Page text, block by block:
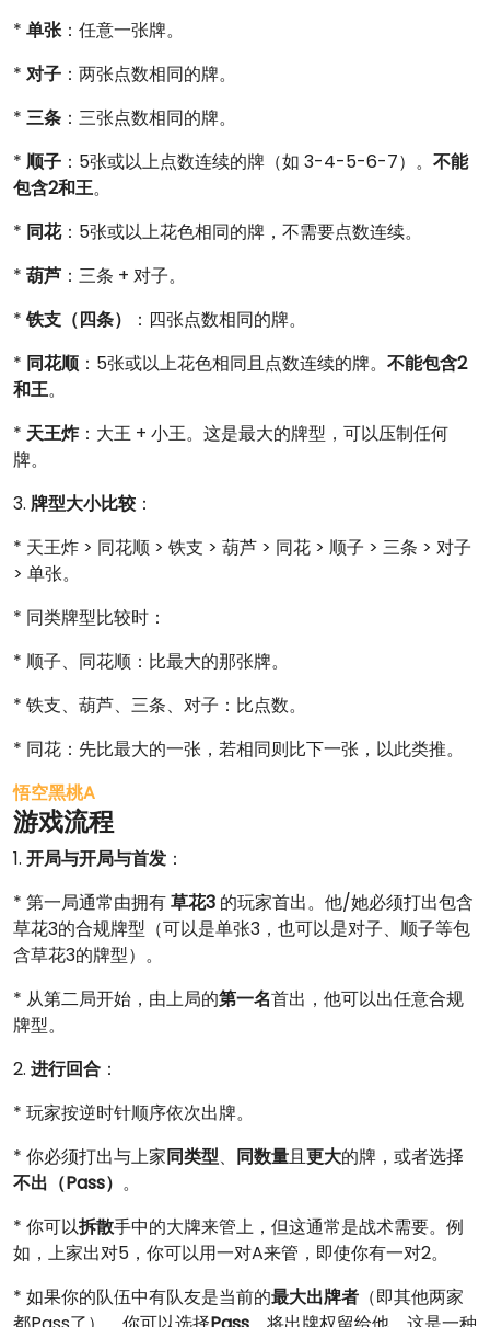
* 单张：任意一张牌。
* 对子 ：两张点数相同的牌。
* 三条 ：三张点数相同的牌。
* 顺子 ：5张或以上点数连续的牌（如 3-4-5-6-7）。 不能
包含2和王。
* 同花：5张或以上花色相同的牌，不需要点数连续。
* 葫芦 ：三条 + 对子。
* 铁支（四条）
：四张点数相同的牌。
* 同花顺 ：5张或以上花色相同且点数连续的牌。 不能包含2
和王。
* 天王炸：大王 + 小王。这是最大的牌型，可以压制任何
牌。
3. 牌型大小比较：
* 天王炸 > 同花顺 > 铁支 > 葫芦 > 同花 > 顺子 > 三条 > 对子
> 单张。
* 同类牌型比较时：
* 顺子、同花顺：比最大的那张牌。
* 铁支、葫芦、三条、对子：比点数。
* 同花：先比最大的一张，若相同则比下一张，以此类推。
悟空黑桃A
游戏流程
1. 开局与开局与首发 ：
* 第一局通常由拥有草花3 的玩家首出。他/她必须打出包含
草花3的合规牌型（可以是单张3，也可以是对子、顺子等包
含草花3的牌型）。
* 从第二局开始，由上局的第一名首出，他可以出任意合规
牌型。
2. 进行回合 ：
* 玩家按逆时针顺序依次出牌。
* 你必须打出与上家同类型、 同数量且更大的牌，或者选择
不出（Pass） 。
* 你可以拆散手中的大牌来管上，但这通常是战术需要。例
如，上家出对5，你可以用一对A来管，即使你有一对2。
* 如果你的队伍中有队友是当前的最大出牌者 （即其他两家